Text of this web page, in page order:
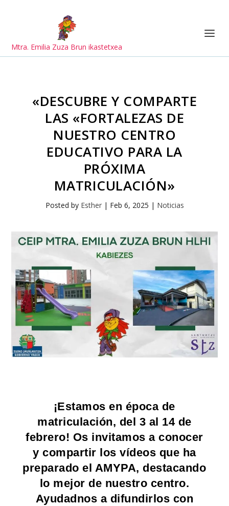
Mtra. Emilia Zuza Brun ikastetxea
«DESCUBRE Y COMPARTE
LAS «FORTALEZAS DE
NUESTRO CENTRO
EDUCATIVO PARA LA
PRÓXIMA
MATRICULACIÓN»
Posted by Esther| Feb 6, 2025 | Noticias
¡Estamos en época de
matriculación, del 3 al 14 de
febrero! Os invitamos a conocer
y compartir los vídeos que ha
preparado el AMYPA, destacando
lo mejor de nuestro centro.
Ayudadnos a difundirlos con